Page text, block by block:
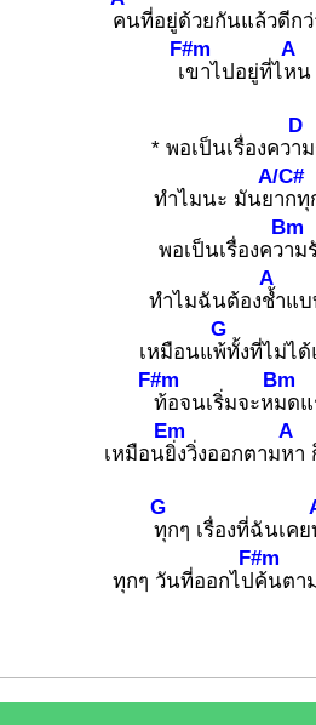
คนที่อยู่ด้วยกันแล้วดีก
เ
F#m
ขาไปอยู่ที่ไ
A
หน
* พอเป็นเรื่องคว
D
า
ทำไมนะ มันย
A/C#
ากทุ
พอเป็นเรื่องคว
Bm
าม
ทำไมฉันต้อง
A
ช้ำแ
เหมือนแ
G
พ้ทั้งที่ไม่ไ
F#m
ท้อจนเริ่มจะห
Bm
มดแ
เหมือน
Em
ยิ่งวิ่งออกตาม
A
หา
G
ทุกๆ เรื่องที่ฉันเคย
ทุกๆ วันที่ออกไป
F#m
ค้นตา